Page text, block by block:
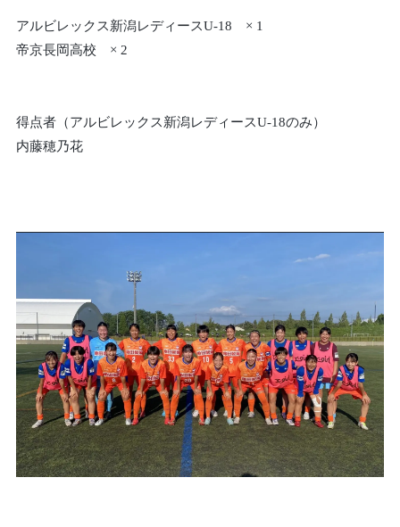
アルビレックス新潟レディースU-18 × 1
帝京長岡高校 × 2
得点者（アルビレックス新潟レディースU-18のみ）
内藤穂乃花